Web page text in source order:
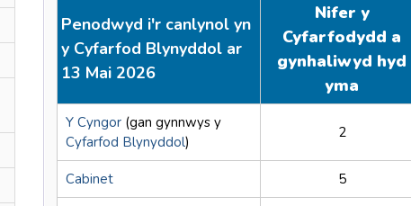
Penodwyd i'r canlynol yn
y Cyfarfod Blynyddol ar
13 Mai 2026
Nifer y
Cyfarfodydd a
gynhaliwyd hyd
yma
Y Cyngor (gan gynnwys y
Cyfarfod Blynyddol)
2
Cabinet 5